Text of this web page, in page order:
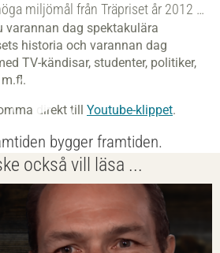
miljömål från Träpriset år 2012 …
varannan dag spektakulära
historia och varannan dag
TV-kändisar, studenter, politiker,
direkt till Youtube-klippet.
bygger framtiden.
också vill läsa ...